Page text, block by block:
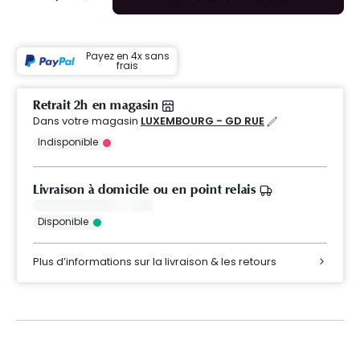
Payez en 4x sans
frais
Retrait 2h en magasin
Dans votre magasin LUXEMBOURG - GD RUE
Indisponible
Livraison à domicile ou en point relais
Disponible
Plus d’informations sur la livraison & les retours